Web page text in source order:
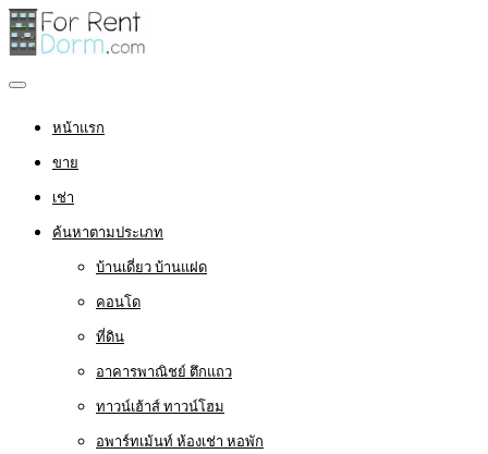
หน้าแรก
ขาย
เช่า
ค้นหาตามประเภท
บ้านเดี่ยว บ้านแฝด
คอนโด
ที่ดิน
อาคารพาณิชย์ ตึกแถว
ทาวน์เฮ้าส์ ทาวน์โฮม
อพาร์ทเม้นท์ ห้องเช่า หอพัก